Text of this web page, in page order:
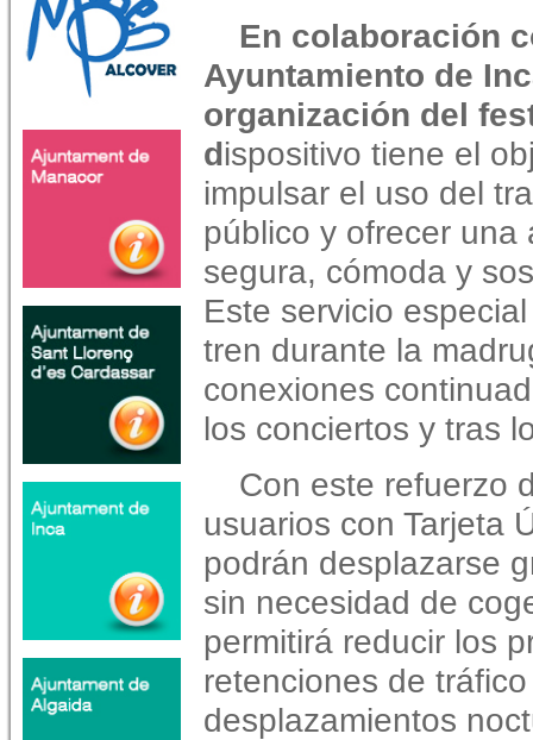
En colaboración
Ayuntamiento de
organización del
dispositivo tiene el
impulsar el uso del
público y ofrecer una
segura, cómoda y
Este servicio
tren durante la
conexiones
los conciertos y tras
Con este refuerzo
usuarios con Tarjeta
podrán desplazarse
sin necesidad de
permitirá reducir los
retenciones de
desplazamientos